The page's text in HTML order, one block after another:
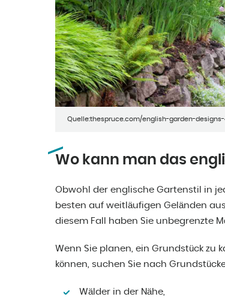
Quelle:thespruce.com/english-garden-
Wo kann man das
Obwohl der englische Gartenstil in
besten auf weitläufigen Geländen
diesem Fall haben Sie unbegrenzte
Wenn Sie planen, ein Grundstück zu
können, suchen Sie nach
Wälder in der Nähe,